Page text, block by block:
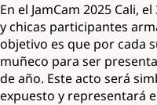
En el JamCam 2025 Cali,
y chicas participantes
objetivo es que por cada
muñeco para ser
de año. Este acto será
expuesto y representará